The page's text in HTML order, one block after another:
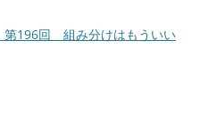
第196回 組み分けはもういい